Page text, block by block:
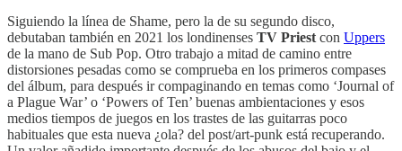
Siguiendo la línea de Shame, pero la de su segundo disco,
debutaban también en 2021 los londinenses TV Priest con Uppers
de la mano de Sub Pop. Otro trabajo a mitad de camino entre
distorsiones pesadas como se comprueba en los primeros compases
del álbum, para después ir compaginando en temas como ‘Journal of
a Plague War’ o ‘Powers of Ten’ buenas ambientaciones y esos
medios tiempos de juegos en los trastes de las guitarras poco
habituales que esta nueva ¿ola? del post/art-punk está recuperando.